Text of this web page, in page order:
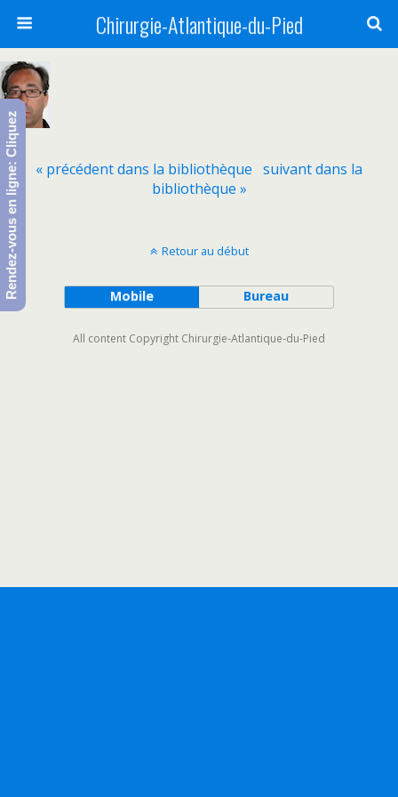
Chirurgie-Atlantique-du-Pied
« précédent dans la bibliothèque suivant dans la
bibliothèque »
Retour au début
Mobile Bureau
All content Copyright Chirurgie-Atlantique-du-Pied
Rendez-vous en ligne: Cliquez